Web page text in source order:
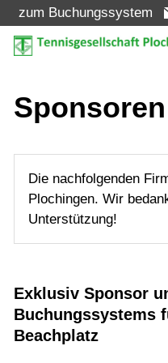
zum Buchungssystem
Aktuelles
Turniere
Verein
Vorstand
Tennishalle
Beachvolleyball
Sponsoren
Die nachfolgenden
Plochingen. Wir
Unterstützung!
Exklusiv Sponsor
Buchungssystems
Beachplatz